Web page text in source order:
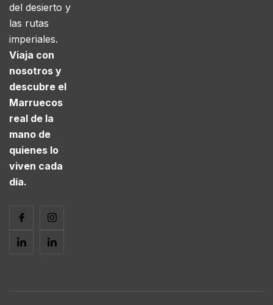
del desierto y
las rutas
imperiales.
Viaja con
nosotros y
descubre el
Marruecos
real de la
mano de
quienes lo
viven cada
día.